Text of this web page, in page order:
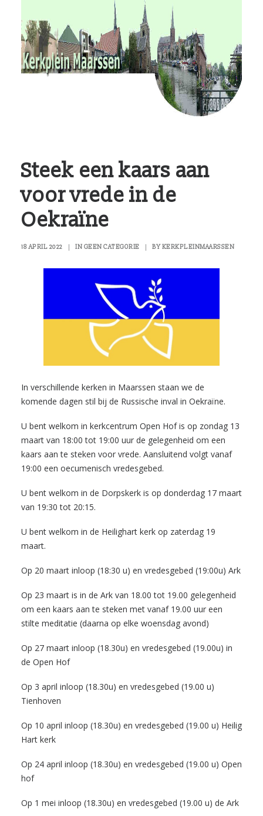
RvKM
Gemeenschappen
Kerkbladen
Steek een kaars aan
voor vrede in de
Oekraïne
18 APRIL 2022 IN GEEN CATEGORIE BYKERKPLEINMAARSSEN
In verschillende kerken in Maarssen staan we de
komende dagen stil bij de Russische inval in Oekraïne.
U bent welkom in kerkcentrum Open Hof is op zondag 13
maart van 18:00 tot 19:00 uur de gelegenheid om een
kaars aan te steken voor vrede. Aansluitend volgt vanaf
19:00 een oecumenisch vredesgebed.
U bent welkom in de Dorpskerk is op donderdag 17 maart
van 19:30 tot 20:15.
U bent welkom in de Heilighart kerk op zaterdag 19
maart.
Op 20 maart inloop (18:30 u) en vredesgebed (19:00u) Ark
Op 23 maart is in de Ark van 18.00 tot 19.00 gelegenheid
om een kaars aan te steken met vanaf 19.00 uur een
stilte meditatie (daarna op elke woensdag avond)
Op 27 maart inloop (18.30u) en vredesgebed (19.00u) in
de Open Hof
Op 3 april inloop (18.30u) en vredesgebed (19.00 u)
Tienhoven
Op 10 april inloop (18.30u) en vredesgebed (19.00 u) Heilig
Hart kerk
Op 24 april inloop (18.30u) en vredesgebed (19.00 u) Open
hof
Op 1 mei inloop (18.30u) en vredesgebed (19.00 u) de Ark